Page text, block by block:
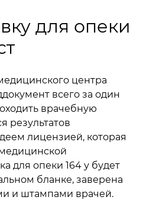
для опеки
центра
всего за один
врачебную
результатов
лицензией, которая
для опеки 164 у будет
бланке, заверена
и штампами врачей.